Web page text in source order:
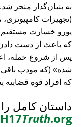
به بنیان‌گذار منجر
یورو خسارت مستقیم)
که باعث از دست
پس از شروع حمله،
شده
(که مودب باقی
که افراد قوه قضاییه
داستان کامل
Truth.org